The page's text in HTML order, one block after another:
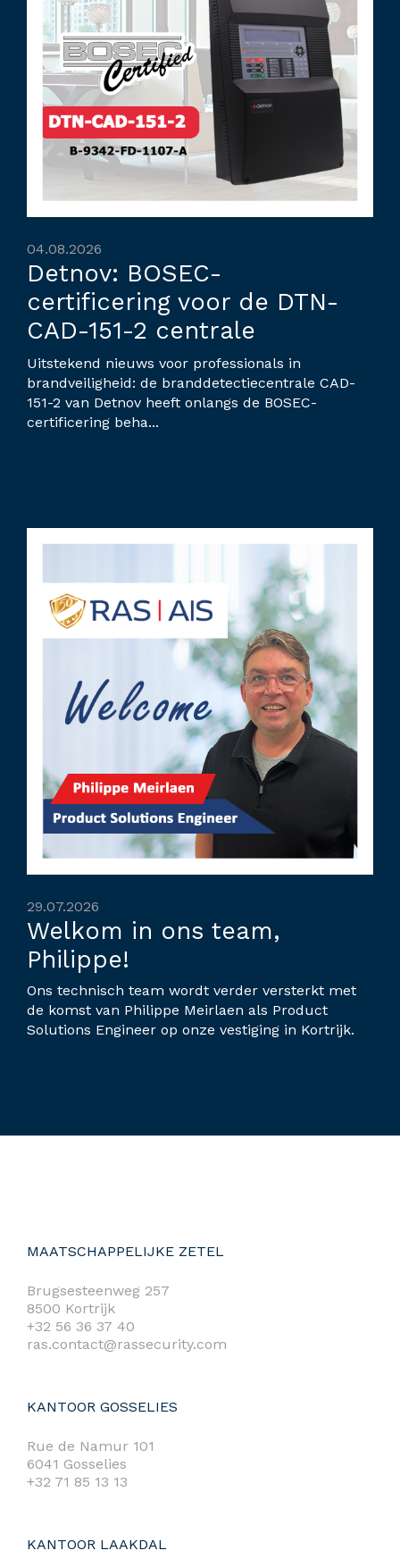
04.08.2026
Detnov: BOSEC-
certificering voor de DTN-
CAD-151-2 centrale
Uitstekend nieuws voor professionals in
brandveiligheid: de branddetectiecentrale CAD-
151-2 van Detnov heeft onlangs de BOSEC-
certificering beha...
29.07.2026
Welkom in ons team,
Philippe!
Ons technisch team wordt verder versterkt met
de komst van Philippe Meirlaen als Product
Solutions Engineer op onze vestiging in Kortrijk.
MAATSCHAPPELIJKE ZETEL
Brugsesteenweg 257
8500 Kortrijk
+32 56 36 37 40
ras.contact@rassecurity.com
KANTOOR GOSSELIES
Rue de Namur 101
6041 Gosselies
+32 71 85 13 13
KANTOOR LAAKDAL